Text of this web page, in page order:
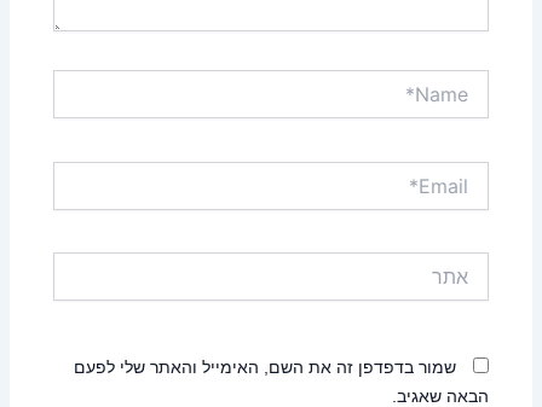
שמור בדפדפן זה את השם, האימייל והאתר שלי לפעם
הבאה שאגיב.